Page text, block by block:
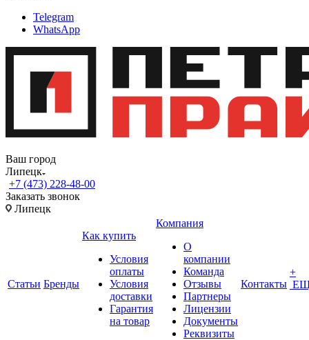
Telegram
WhatsApp
Ваш город
Липецк
+7 (473) 228-48-00
Заказать звонок
Липецк
Статьи Бренды
Как купить
Условия
оплаты
Условия
доставки
Гарантия
на товар
Компания
О
компании
Команда
Отзывы
Партнеры
Лицензии
Документы
Реквизиты
Контакты
+